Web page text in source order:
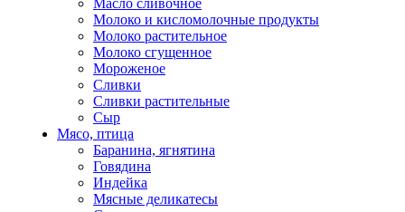
Масло сливочное
Молоко и кисломолочные продукты
Молоко растительное
Молоко сгущенное
Мороженое
Сливки
Сливки растительные
Сыр
Мясо, птица
Баранина, ягнятина
Говядина
Индейка
Мясные деликатесы